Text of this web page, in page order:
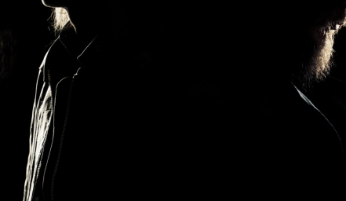
GRAND NORD
INSTRUMENTAL
MINIMALISME
POP ROCK